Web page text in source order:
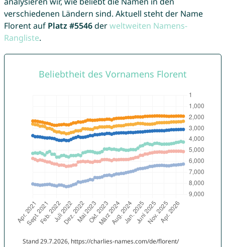
verschiedenen Ländern sind. Aktuell steht der Name
Florent auf Platz #5546derweltweiten Namens-
Rangliste.